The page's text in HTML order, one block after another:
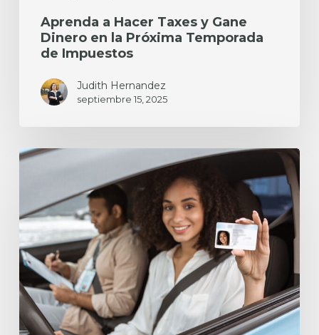
Aprenda a Hacer Taxes y Gane
Dinero en la Próxima Temporada
de Impuestos
Judith Hernandez
septiembre 15, 2025
Cómo
licencia
de
conducción
de
forma
fácil
y
legal
en